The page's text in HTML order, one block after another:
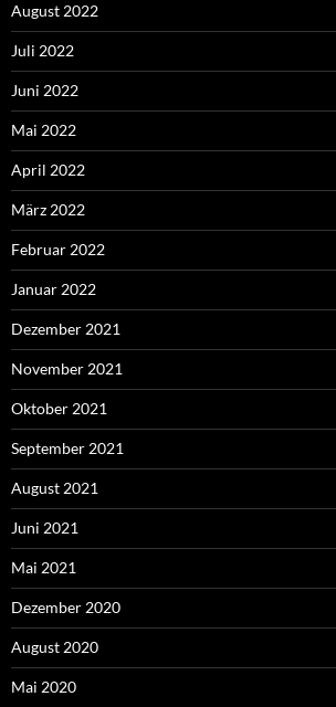
August 2022
Juli 2022
Juni 2022
Mai 2022
April 2022
März 2022
Februar 2022
Januar 2022
Dezember 2021
November 2021
Oktober 2021
September 2021
August 2021
Juni 2021
Mai 2021
Dezember 2020
August 2020
Mai 2020